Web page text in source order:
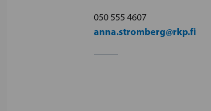
050 555 4607
anna.stromberg@rkp.fi